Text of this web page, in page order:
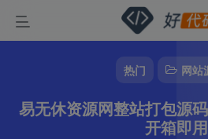
热门 网站
易无休资源网整站打包源
开箱即用